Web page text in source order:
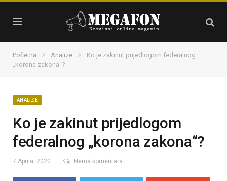
Početna » Analize »
Ko je zakinut prijedlogom federalnog
„korona zakona“?
ANALIZE
Ko je zakinut prijedlogom
federalnog „korona zakona“?
7 Aprila, 2020 Nema komentara